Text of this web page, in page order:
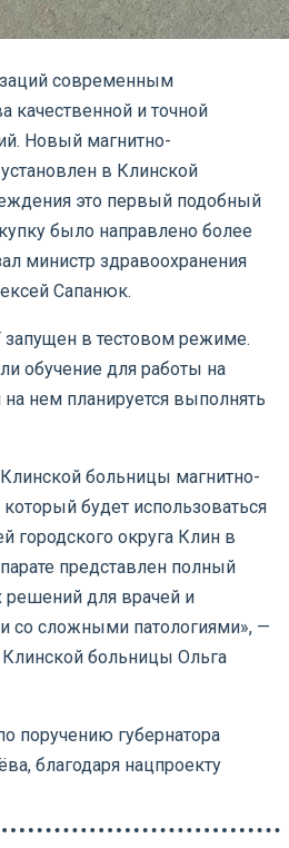
современным
качественной и точной
Новый магнитно-
в Клинской
это первый подобный
было направлено более
министр здравоохранения
Сапанюк.
в тестовом режиме.
обучение для работы на
на нем планируется выполнять
больницы магнитно-
будет использоваться
городского округа Клин в
представлен полный
решений для врачей и
со сложными патологиями», —
больницы Ольга
поручению губернатора
благодаря нацпроекту